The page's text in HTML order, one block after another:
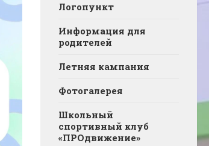
Логопункт
Информация для
родителей
Летняя кампания
Фотогалерея
Школьный
спортивный клуб
«ПРОдвижение»